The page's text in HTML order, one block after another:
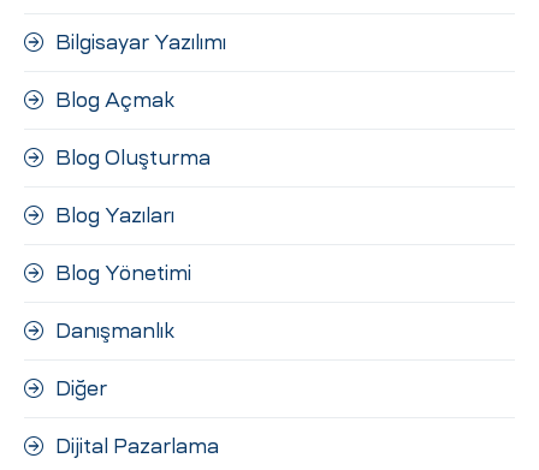
Bilgisayar Yazılımı
Blog Açmak
Blog Oluşturma
Blog Yazıları
Blog Yönetimi
Danışmanlık
Diğer
Dijital Pazarlama